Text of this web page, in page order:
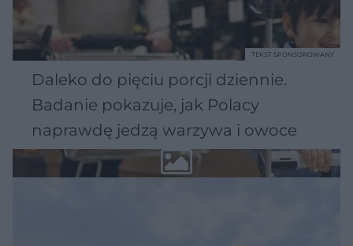
Daleko do pięciu porcji dziennie.
Badanie pokazuje, jak Polacy
naprawdę jedzą warzywa i owoce
TEKST SPONSOROWANY